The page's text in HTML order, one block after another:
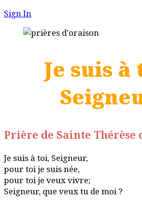
Sign In
Je suis à
Prière de Sainte Thérèse
Je suis à toi, Seigneur,
pour toi je suis née,
pour toi je veux vivre;
Seigneur, que veux tu de moi ?